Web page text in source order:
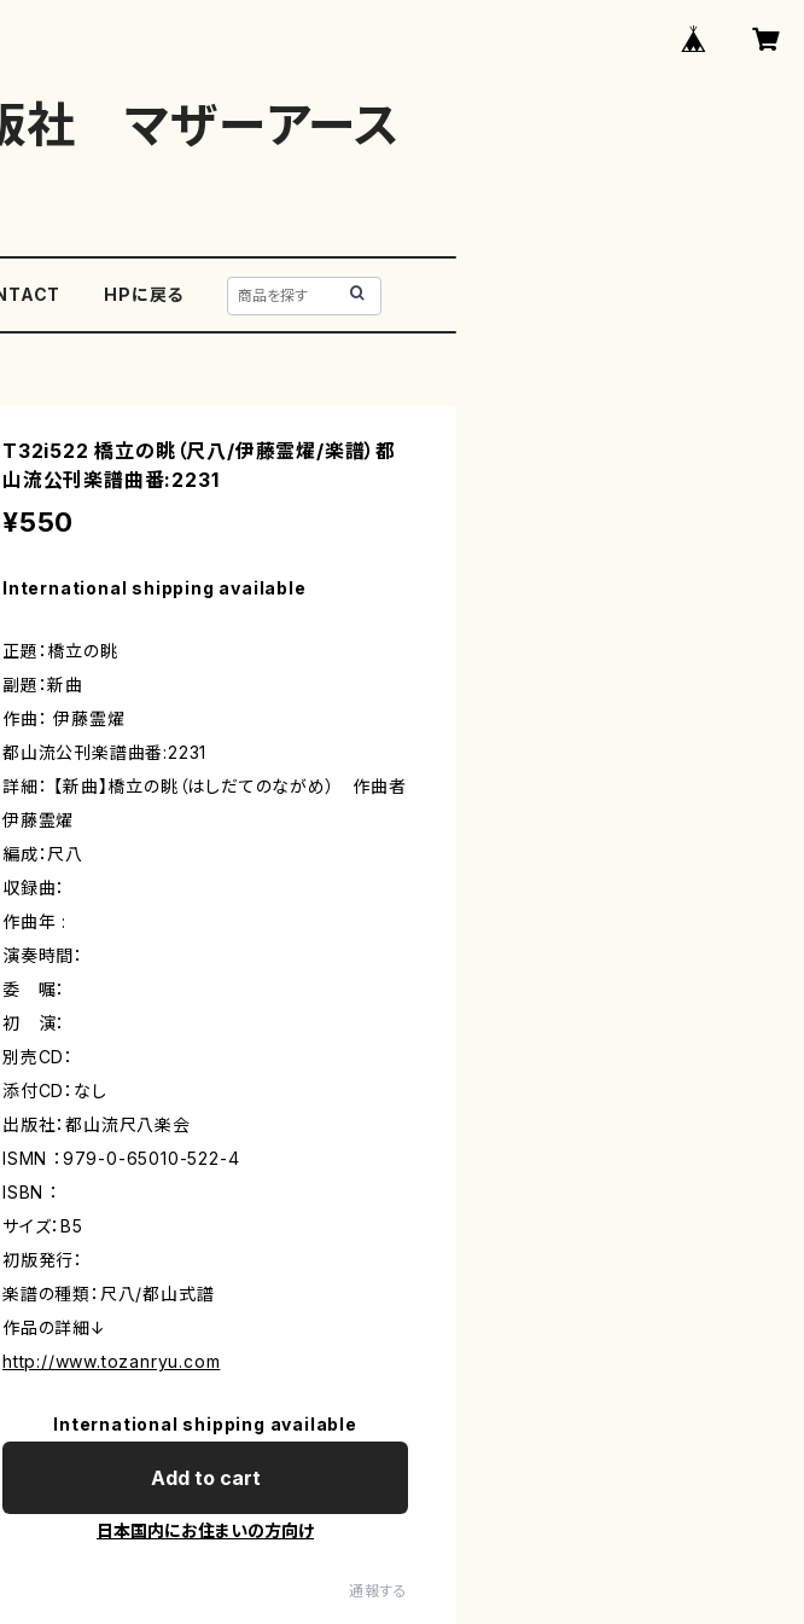
社 マザーアース
HPに戻る
T32i522 橋立の眺（尺八/伊藤霊燿/楽譜）都
山流公刊楽譜曲番:2231
¥550
International shipping available
正題：橋立の眺
副題：新曲
作曲： 伊藤霊燿
都山流公刊楽譜曲番:2231
詳細： 【新曲】橋立の眺（はしだてのながめ） 作曲者
伊藤霊燿
編成：尺八
収録曲：
作曲年 :
演奏時間：
委 嘱：
初 演：
別売CD：
添付CD：なし
出版社：都山流尺八楽会
ISMN ：979-0-65010-522-4
ISBN ：
サイズ：B5
初版発行：
楽譜の種類：尺八/都山式譜
作品の詳細↓
http://www.tozanryu.com
International shipping available
Add to cart
日本国内にお住まいの方向け
通報する